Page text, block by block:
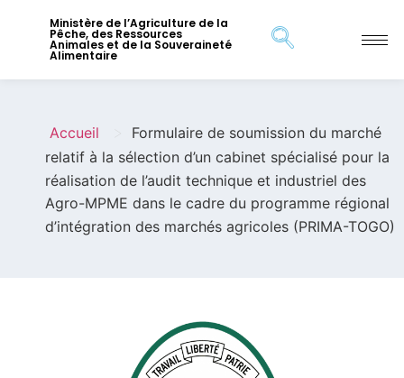
Ministère de l’Agriculture de la
Pêche, des Ressources
Animales et de la Souveraineté
Alimentaire
Accueil
Formulaire de soumission du marché
relatif à la sélection d’un cabinet spécialisé pour la
réalisation de l’audit technique et industriel des
Agro-MPME dans le cadre du programme régional
d’intégration des marchés agricoles (PRIMA-TOGO)